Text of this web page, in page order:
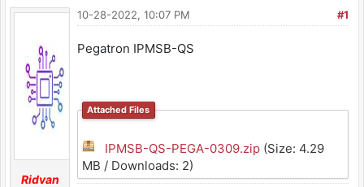
Ridvan
#1
10-28-2022, 10:07 PM
Pegatron IPMSB-QS
Attached Files
IPMSB-QS-PEGA-0309.zip(Size: 4.29
MB / Downloads: 2)